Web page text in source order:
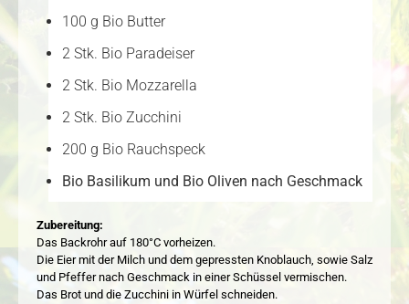
100 g Bio Butter
2Stk. Bio Paradeiser
2 Stk. Bio Mozzarella
2 Stk. Bio Zucchini
200 g Bio Rauchspeck
Bio Basilikum und Bio Oliven nach Geschmack
Zubereitung:
Das Backrohr auf 180°C vorheizen.
Die Eier mit der Milch und dem gepressten Knoblauch, sowie Salz
und Pfeffer nach Geschmack in einer Schüssel vermischen.
Das Brot und die Zucchini in Würfel schneiden.